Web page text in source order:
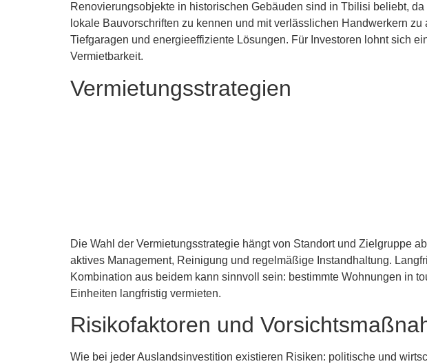
Renovierungsobjekte in historischen Gebäuden sind in Tbilisi beliebt,
lokale Bauvorschriften zu kennen und mit verlässlichen Handwerkern
Tiefgaragen und energieeffiziente Lösungen. Für Investoren lohnt sich
Vermietbarkeit.
Vermietungsstrategien
Die Wahl der Vermietungsstrategie hängt von Standort und Zielgruppe
aktives Management, Reinigung und regelmäßige Instandhaltung.
Kombination aus beidem kann sinnvoll sein: bestimmte Wohnungen in
Einheiten langfristig vermieten.
Risikofaktoren und
Wie bei jeder Auslandsinvestition existieren Risiken: politische und